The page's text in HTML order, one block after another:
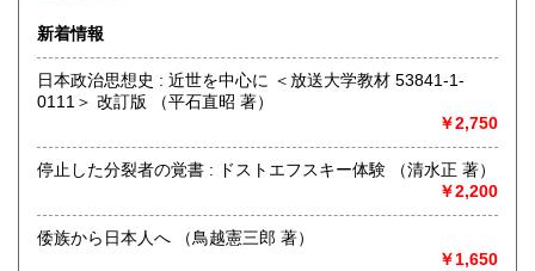
します
沿線名：-
最寄駅：-
定休日：-
〈 人文書・美術書・専門書 〉
新着情報
日本政治思想史 : 近世を中心に ＜放送大学教材 53841-1-
0111＞ 改訂版 （平石直昭 著）
￥2,750
停止した分裂者の覚書 : ドストエフスキー体験 （清水正 著）
￥2,200
倭族から日本人へ （鳥越憲三郎 著）
￥1,650